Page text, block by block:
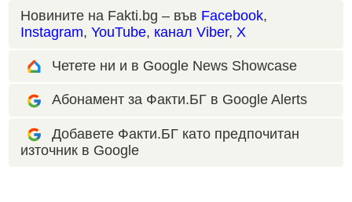
Новините на Fakti.bg – във Facebook,
Instagram, YouTube, канал Viber, X
Четете ни и в Google News Showcase
Абонамент за Факти.БГ в Google Alerts
Добавете Факти.БГ като предпочитан
източник в Google